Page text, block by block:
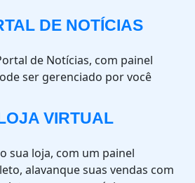
DE NOTÍCIAS
de Notícias, com painel
ser gerenciado por você
VIRTUAL
sua loja, com um painel
alavanque suas vendas com